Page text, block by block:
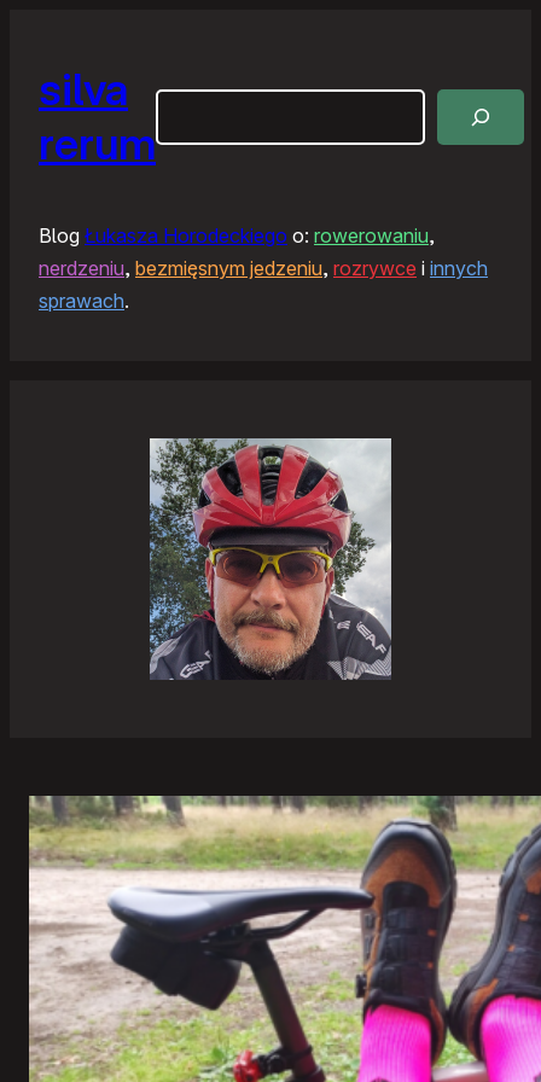
silva
rerum
Blog Łukasza Horodeckiego o: rowerowaniu,
nerdzeniu, bezmięsnym jedzeniu, rozrywce i innych
sprawach.